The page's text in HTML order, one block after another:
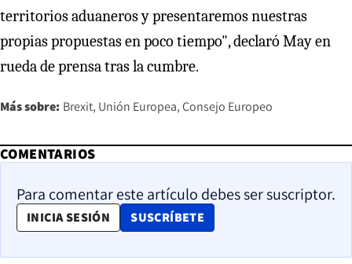
territorios aduaneros y presentaremos nuestras
propias propuestas en poco tiempo", declaró May en
rueda de prensa tras la cumbre.
Más sobre: Brexit Unión Europea Consejo Europeo
COMENTARIOS
Para comentar este artículo debes ser suscriptor.
INICIA SESIÓN SUSCRÍBETE
OPENS IN NEW WINDOW